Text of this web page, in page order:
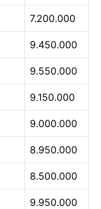
7.200.000
9.450.000
9.550.000
9.150.000
9.000.000
8.950.000
8.500.000
9.950.000